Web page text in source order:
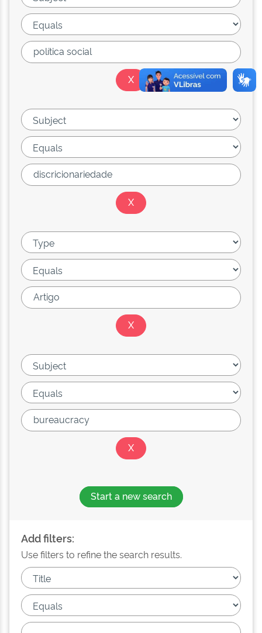
Start a new search
Add filters:
Use filters to refine the search results.